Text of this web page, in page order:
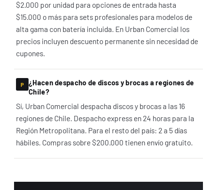
$2.000 por unidad para opciones de entrada hasta
$15.000 o más para sets profesionales para modelos de
alta gama con batería incluida. En Urban Comercial los
precios incluyen descuento permanente sin necesidad de
cupones.
¿Hacen despacho de discos y brocas a regiones de
Chile?
Sí, Urban Comercial despacha discos y brocas a las 16
regiones de Chile. Despacho express en 24 horas para la
Región Metropolitana. Para el resto del país: 2 a 5 días
hábiles. Compras sobre $200.000 tienen envío gratuito.